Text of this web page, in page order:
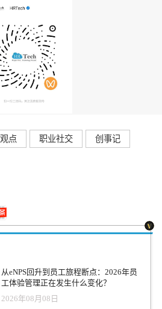
观点 职业社交 创事记
从eNPS回升到员工旅程断点：2026年员
工体验管理正在发生什么变化？
2026年08月08日